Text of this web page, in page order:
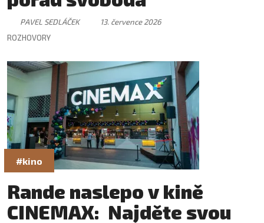
PAVEL SEDLÁČEK
13. července 2026
ROZHOVORY
#kino
Rande naslepo v kině
CINEMAX: Najděte svou